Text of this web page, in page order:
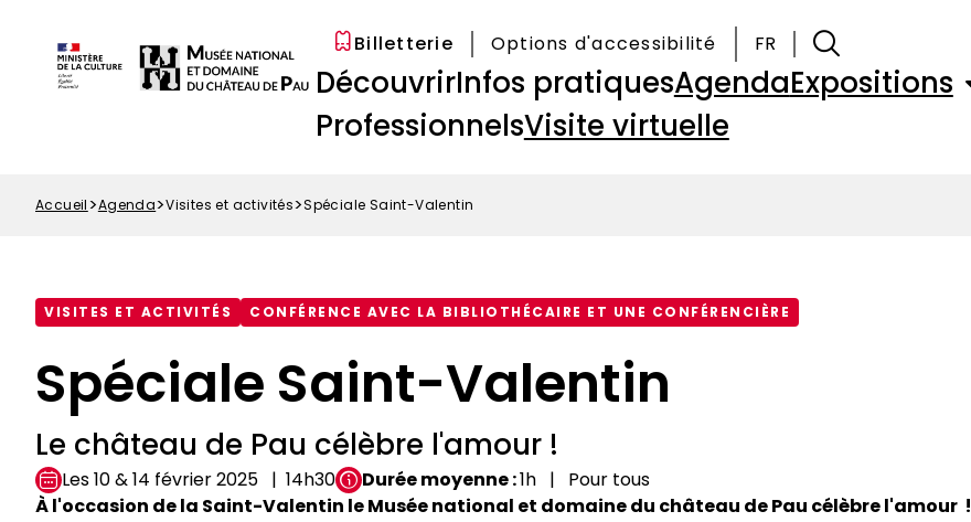
d'accessibilité
contenu
principal
Menu
Top
Billetterie Options d'accessibilité
FR
Navigation
principale
DécouvrirInfos pratiquesAgendaExpositions
ProfessionnelsVisite virtuelle
Accueil Agenda Visites et activités Spéciale Saint-Valentin
VISITES ET ACTIVITÉS CONFÉRENCE AVEC LA BIBLIOTHÉCAIRE ET UNE CONFÉRENCIÈRE
Spéciale Saint-Valentin
Le château de Pau célèbre l'amour !
Les 10 & 14 février 2025 14h30 Durée moyenne 1h
Pour tous
À l'occasion de la Saint-Valentin le Musée national et domaine du château de Pau célèbre l'amour !